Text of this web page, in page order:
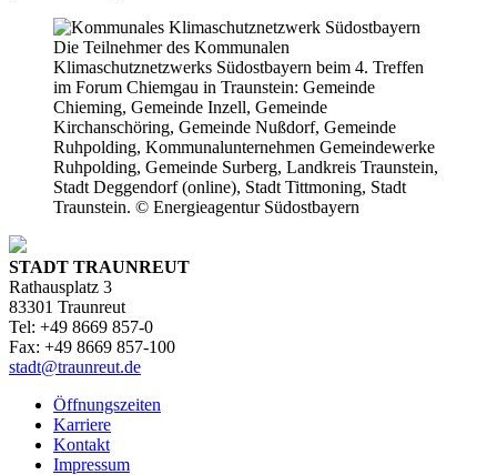
Die Teilnehmer des Kommunalen
Klimaschutznetzwerks Südostbayern beim 4. Treffen
im Forum Chiemgau in Traunstein: Gemeinde
Chieming, Gemeinde Inzell, Gemeinde
Kirchanschöring, Gemeinde Nußdorf, Gemeinde
Ruhpolding, Kommunalunternehmen Gemeindewerke
Ruhpolding, Gemeinde Surberg, Landkreis Traunstein,
Stadt Deggendorf (online), Stadt Tittmoning, Stadt
Traunstein. © Energieagentur Südostbayern
STADT TRAUNREUT
Rathausplatz 3
83301 Traunreut
Tel: +49 8669 857-0
Fax: +49 8669 857-100
stadt@traunreut.de
Öffnungszeiten
Karriere
Kontakt
Impressum